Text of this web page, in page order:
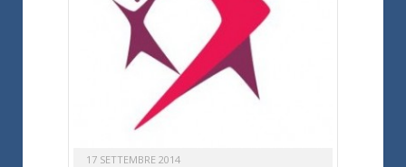
17 SETTEMBRE 2014